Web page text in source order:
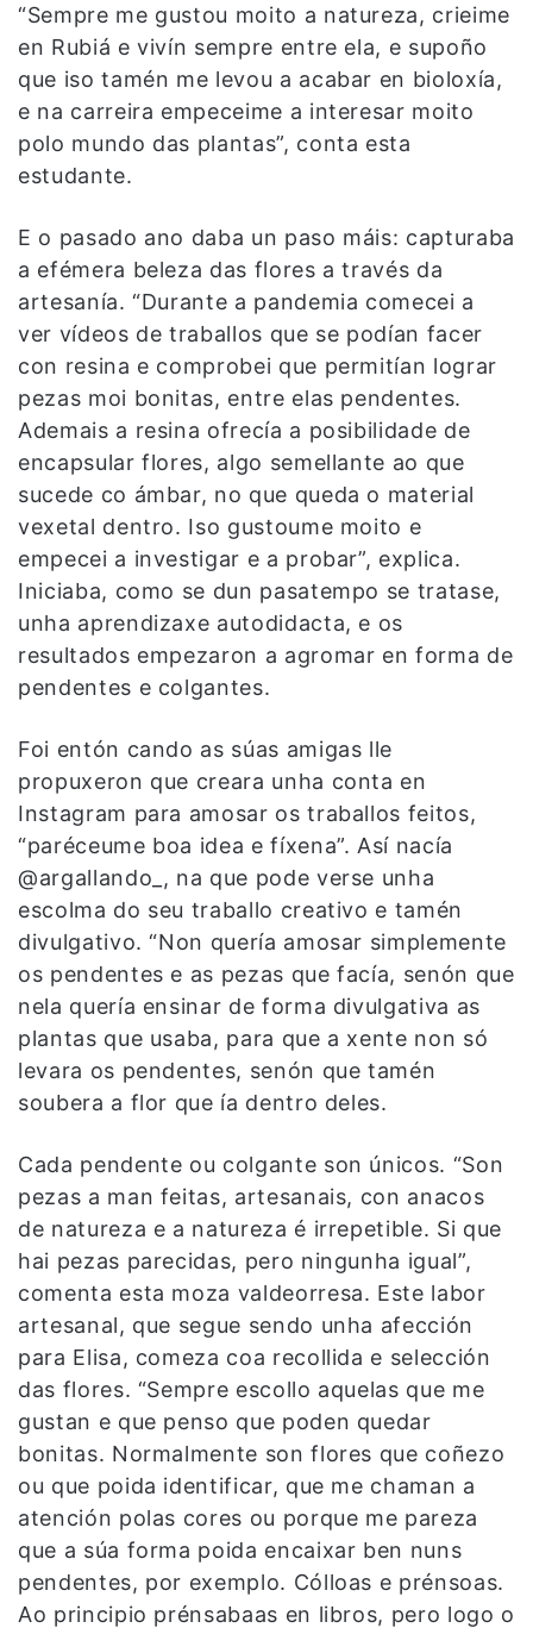
“Sempre me gustou moito a natureza, crieime
en Rubiá e vivín sempre entre ela, e supoño
que iso tamén me levou a acabar en bioloxía,
e na carreira empeceime a interesar moito
polo mundo das plantas”, conta esta
estudante.
E o pasado ano daba un paso máis: capturaba
a efémera beleza das flores a través da
artesanía. “Durante a pandemia comecei a
ver vídeos de traballos que se podían facer
con resina e comprobei que permitían lograr
pezas moi bonitas, entre elas pendentes.
Ademais a resina ofrecía a posibilidade de
encapsular flores, algo semellante ao que
sucede co ámbar, no que queda o material
vexetal dentro. Iso gustoume moito e
empecei a investigar e a probar”, explica.
Iniciaba, como se dun pasatempo se tratase,
unha aprendizaxe autodidacta, e os
resultados empezaron a agromar en forma de
pendentes e colgantes.
Foi entón cando as súas amigas lle
propuxeron que creara unha conta en
Instagram para amosar os traballos feitos,
“paréceume boa idea e fíxena”. Así nacía
@argallando_, na que pode verse unha
escolma do seu traballo creativo e tamén
divulgativo. “Non quería amosar simplemente
os pendentes e as pezas que facía, senón que
nela quería ensinar de forma divulgativa as
plantas que usaba, para que a xente non só
levara os pendentes, senón que tamén
soubera a flor que ía dentro deles.
Cada pendente ou colgante son únicos. “Son
pezas a man feitas, artesanais, con anacos
de natureza e a natureza é irrepetible. Si que
hai pezas parecidas, pero ningunha igual”,
comenta esta moza valdeorresa. Este labor
artesanal, que segue sendo unha afección
para Elisa, comeza coa recollida e selección
das flores. “Sempre escollo aquelas que me
gustan e que penso que poden quedar
bonitas. Normalmente son flores que coñezo
ou que poida identificar, que me chaman a
atención polas cores ou porque me pareza
que a súa forma poida encaixar ben nuns
pendentes, por exemplo. Cólloas e prénsoas.
Ao principio prénsabaas en libros, pero logo o